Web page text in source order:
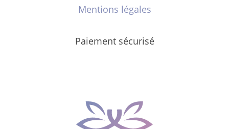
Mentions légales
Paiement sécurisé